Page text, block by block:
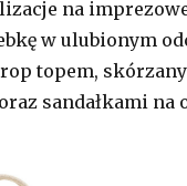
na
w ulubionym
topem,
sandałkami na